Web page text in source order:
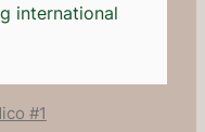
international
#1